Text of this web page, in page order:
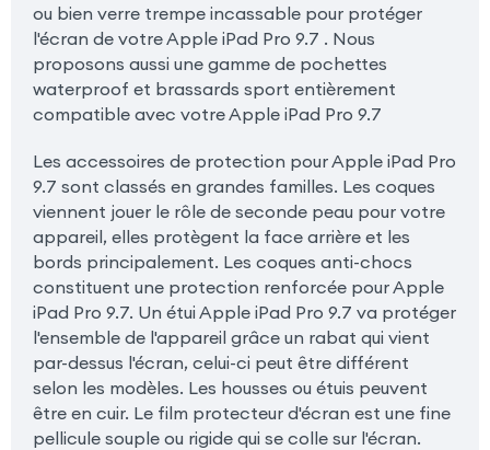
ou bien verre trempe incassable pour protéger
l'écran de votre Apple iPad Pro 9.7 . Nous
proposons aussi une gamme de pochettes
waterproof et brassards sport entièrement
compatible avec votre Apple iPad Pro 9.7
Les accessoires de protection pour Apple iPad Pro
9.7 sont classés en grandes familles. Les coques
viennent jouer le rôle de seconde peau pour votre
appareil, elles protègent la face arrière et les
bords principalement. Les coques anti-chocs
constituent une protection renforcée pour Apple
iPad Pro 9.7. Un étui Apple iPad Pro 9.7 va protéger
l'ensemble de l'appareil grâce un rabat qui vient
par-dessus l'écran, celui-ci peut être différent
selon les modèles. Les housses ou étuis peuvent
être en cuir. Le film protecteur d'écran est une fine
pellicule souple ou rigide qui se colle sur l'écran.